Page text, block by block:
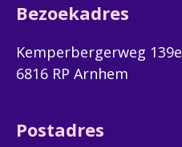
Geboortedatum
Bezoekadres
Kemperbergerweg 139e
6816 RP Arnhem
Postadres